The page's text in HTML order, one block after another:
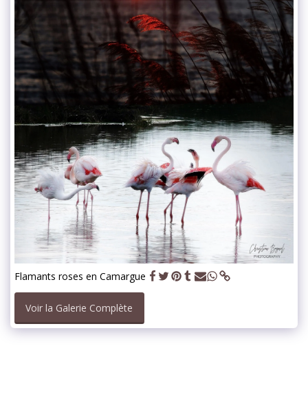
Flamants roses en Camargue
Voir la Galerie Complète